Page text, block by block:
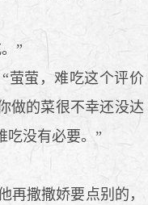
”
萤，难吃这个评价
做的菜很不幸还没达
吃没有必要。”
撒撒娇要点别的，